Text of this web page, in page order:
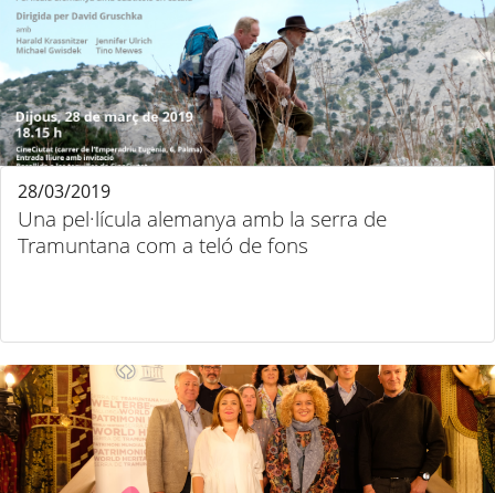
Una pel·lícula alemanya amb la serra de
Tramuntana com a teló de fons
28/03/2019